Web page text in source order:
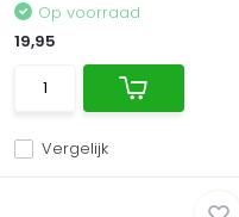
Vergelijk
Op voorraad
19,95